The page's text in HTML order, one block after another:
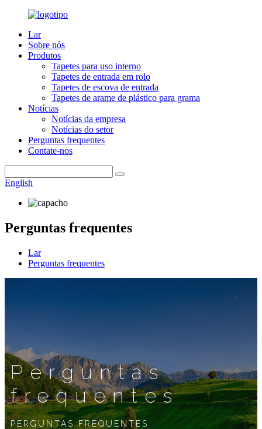
Lar
Sobre nós
Produtos
Tapetes para uso interno
Tapetes de entrada em rolo
Tapetes de escova de entrada
Tapetes de arame de plástico para grama
Notícias
Notícias da empresa
Notícias do setor
Perguntas frequentes
Contate-nos
English
Perguntas frequentes
Lar
Perguntas frequentes
Perguntas
frequentes
PERGUNTAS FREQUENTES